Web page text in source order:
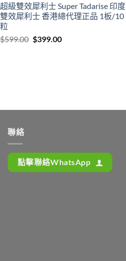
超級雙效犀利士 Super Tadarise 印度
雙效犀利士 香港總代理正品 1板/10
粒
$599.00 Original
$399.00Current
聯絡
點擊聯絡WhatsApp